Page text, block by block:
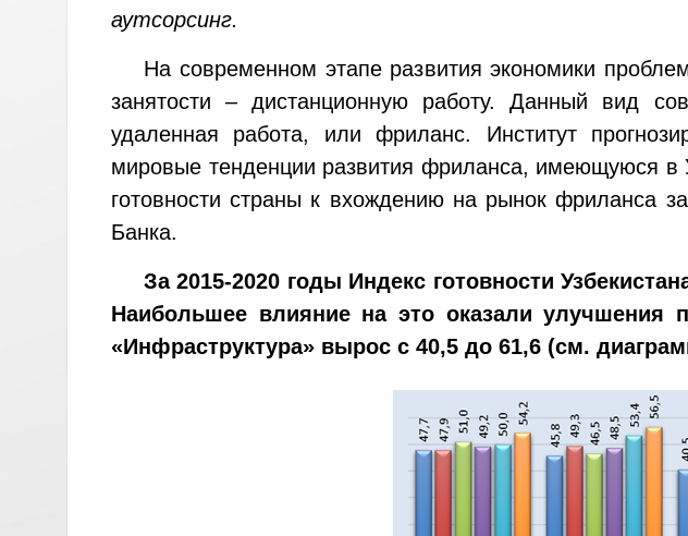
аутсорсинг.
На современном этапе развития экономики
занятости – дистанционную работу. Данный вид
удаленная работа, или фриланс. Институт
мировые тенденции развития фриланса, имеющуюся в
готовности страны к вхождению на рынок фриланса
Банка.
За 2015-2020 годы Индекс готовности
Наибольшее влияние на это оказали улучшения
«Инфраструктура» вырос с 40,5 до 61,6 (см.